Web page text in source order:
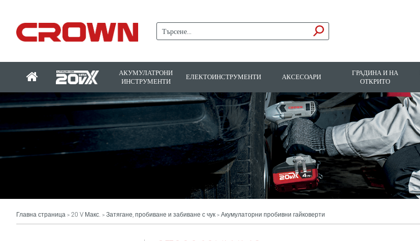
АКУМУЛАТРОНИ
ИНСТРУМЕНТИ
ЕЛЕКТОИНСТРУМЕНТИ АКСЕСОАРИ
ГРАДИНА И НА
ОТКРИТО
Главна страница > 20 V Макс. > Затягане, пробиване и забиване с чук > Акумулаторни пробивни гайковерти